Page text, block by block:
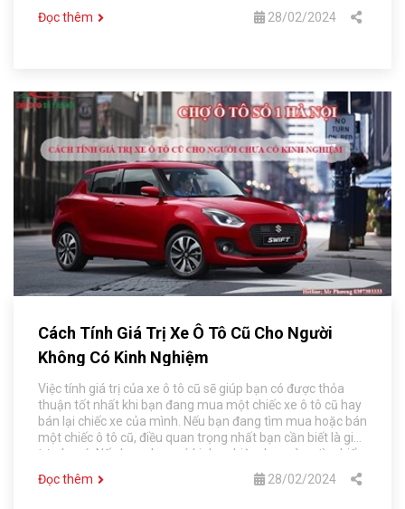
Đừng lo lắng, hãy cùng tham khảo bài viết dưới đây của
Chợ Ô Tô Số 1 Hà Nội nhé.
Đọc thêm 28/02/2024
Cách Tính Giá Trị Xe Ô Tô Cũ Cho Người
Không Có Kinh Nghiệm
Việc tính giá trị của xe ô tô cũ sẽ giúp bạn có được thỏa
thuận tốt nhất khi bạn đang mua một chiếc xe ô tô cũ hay
bán lại chiếc xe của mình. Nếu bạn đang tìm mua hoặc bán
một chiếc ô tô cũ, điều quan trọng nhất bạn cần biết là giá
trị của nó. Nếu bạn chưa có kinh nghiệm hay cùng tìm hiểu
cách tính giá trị xe ô tô cũ với Chợ Xe Ô Tô Số 1 Hà Nội nhé.
Đọc thêm 28/02/2024